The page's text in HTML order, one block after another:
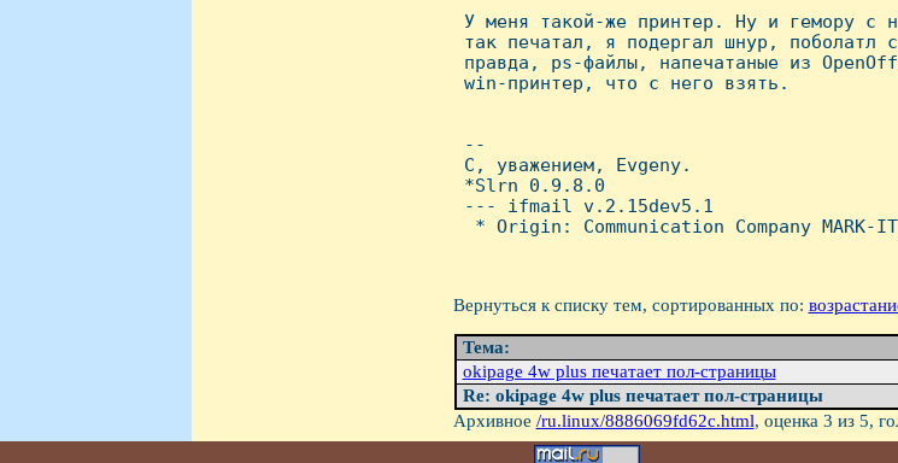
У меня такой-же принтер. Hу и гемору с
так печатал, я подергал шнур, поболатл
правда, ps-файлы, напечатаные из
win-принтер, что с него взять.
--
С, уважением, Evgeny.
*Slrn 0.9.8.0
--- ifmail v.2.15dev5.1
* Origin: Communication Company MARK-
Вернуться к списку тем, сортированных по:
Тема:
okipage 4w plus печатает пол-страницы
Re: okipage 4w plus печатает пол-страницы
Архивное /ru.linux/8886069fd62c.html, оценка 3 из 5,